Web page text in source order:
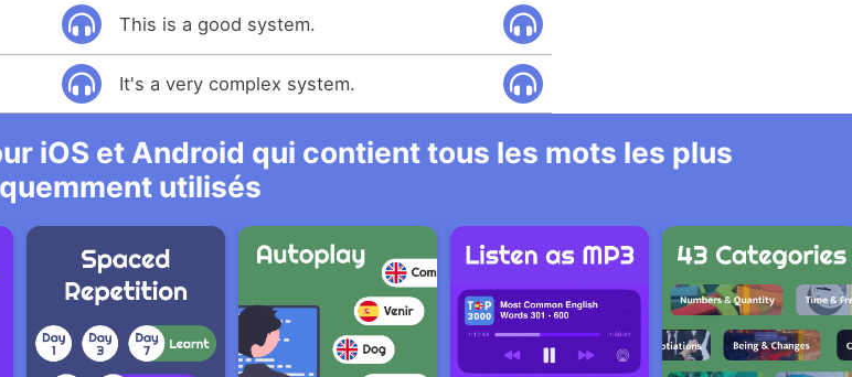
This is a good system.
It's a very complex system.
iOS et Android qui contient tous les mots les plus
utilisés